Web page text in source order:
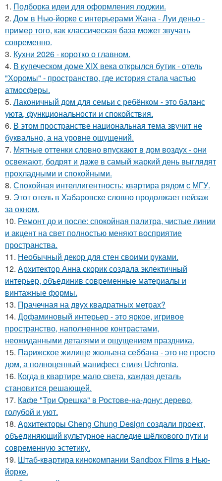
1. Подборка идеи для оформления лоджии.
2. Дом в Нью-йорке с интерьерами Жана - Луи деньо -
пример того, как классическая база может звучать
современно.
3. Кухни 2026 - коротко о главном.
4. В купеческом доме XIX века открылся бутик - отель
"Хоромы" - пространство, где история стала частью
атмосферы.
5. Лаконичный дом для семьи с ребёнком - это баланс
уюта, функциональности и спокойствия.
6. В этом пространстве национальная тема звучит не
буквально, а на уровне ощущений.
7. Мятные оттенки словно впускают в дом воздух - они
освежают, бодрят и даже в самый жаркий день выглядят
прохладными и спокойными.
8. Спокойная интеллигентность: квартира рядом с МГУ.
9. Этот отель в Хабаровске словно продолжает пейзаж
за окном.
10. Ремонт до и после: спокойная палитра, чистые линии
и акцент на свет полностью меняют восприятие
пространства.
11. Необычный декор для стен своими руками.
12. Архитектор Анна скорик создала эклектичный
интерьер, объединив современные материалы и
винтажные формы.
13. Прачечная на двух квадратных метрах?
14. Дофаминовый интерьер - это яркое, игривое
пространство, наполненное контрастами,
неожиданными деталями и ощущением праздника.
15. Парижское жилище жюльена себбана - это не просто
дом, а полноценный манифест стиля Uchronia.
16. Когда в квартире мало света, каждая деталь
становится решающей.
17. Кафе "Три Орешка" в Ростове-на-дону: дерево,
голубой и уют.
18. Архитекторы Cheng Chung Design создали проект,
объединяющий культурное наследие шёлкового пути и
современную эстетику.
19. Штаб-квартира кинокомпании Sandbox Films в Нью-
йорке.